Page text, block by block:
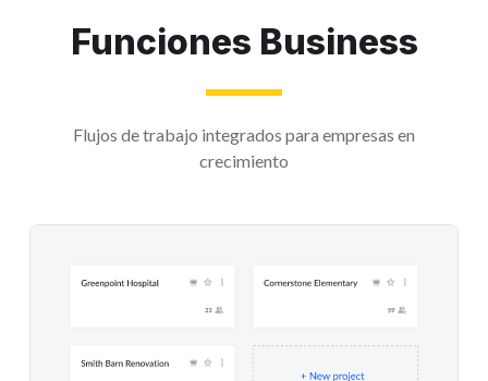
Funciones Business
Flujos de trabajo integrados para empresas en
crecimiento